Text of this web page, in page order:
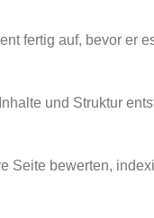
fertig auf, bevor er
und Struktur
Seite bewerten,